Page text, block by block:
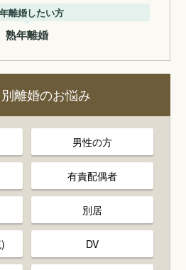
離婚したい方
熟年離婚
離婚のお悩み
男性の方
有責配偶者
別居
DV